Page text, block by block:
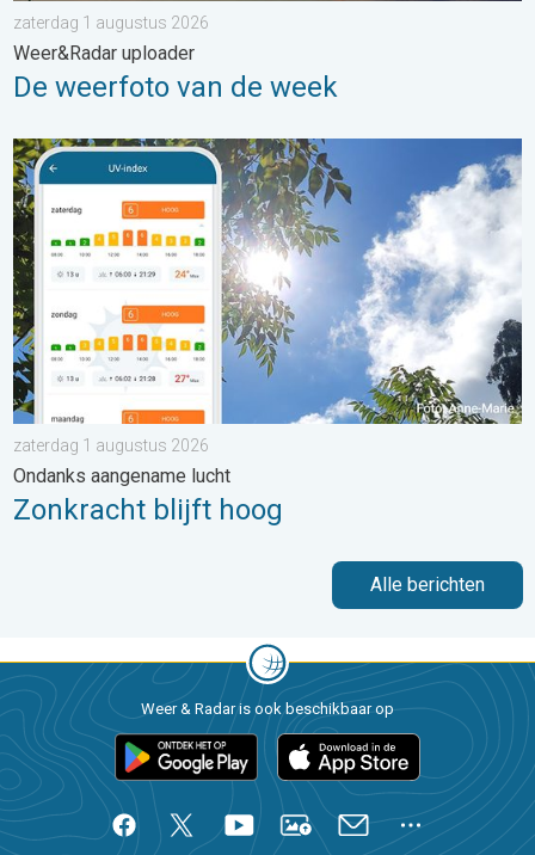
zaterdag 1 augustus 2026
Weer&Radar uploader
De weerfoto van de week
Zonkracht blijft hoog. Ondanks aangename lucht. . . zaterdag
zaterdag 1 augustus 2026
Ondanks aangename lucht
Zonkracht blijft hoog
Alle berichten
Weer & Radar is ook beschikbaar op